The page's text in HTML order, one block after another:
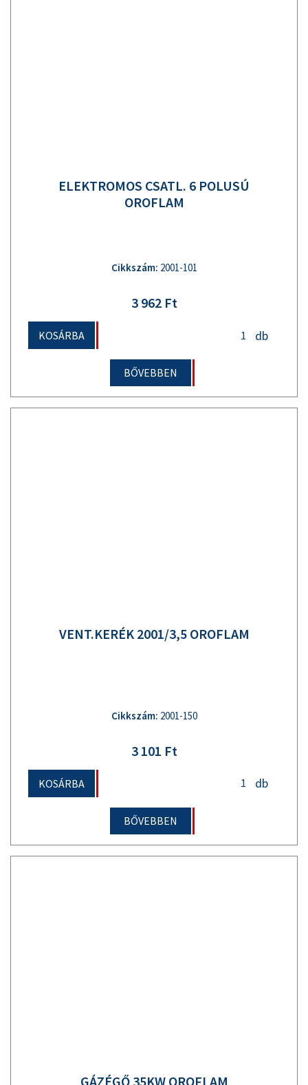
ELEKTROMOS CSATL. 6 POLUSÚ
OROFLAM
Cikkszám: 2001-101
3 962 Ft
KOSÁRBA db
BŐVEBBEN
VENT.KERÉK 2001/3,5 OROFLAM
Cikkszám: 2001-150
3 101 Ft
KOSÁRBA db
BŐVEBBEN
GÁZÉGŐ 35KW OROFLAM